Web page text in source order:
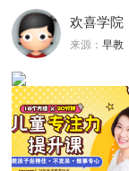
欢喜学院
来源： 早教